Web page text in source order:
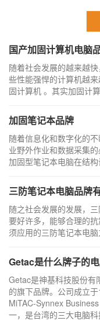
国产加固计算机电脑
随着社会发展的越来越
些性能强悍的计算机越
固计算机 。其实加固计
加固笔记本品牌
随着信息化和数字化的
业野外作业和数据采集
加固型笔记本电脑在结
三防笔记本电脑品牌有哪
随之社会发展的发展，
要好许多，能够合理的
须应用的三防笔记本电
Getac是什么牌子的电
Getac是神基科技股份有
的旗下品牌。公司成立
MiTAC-Synnex
一，是台湾的三大电脑